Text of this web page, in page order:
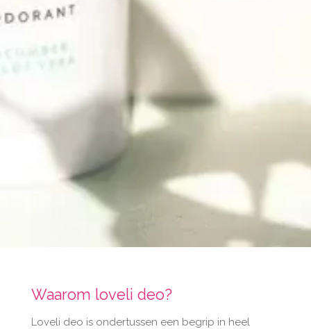
Waarom loveli deo?
Loveli deo is ondertussen een begrip in heel